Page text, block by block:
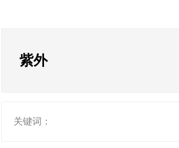
紫外
关键词：